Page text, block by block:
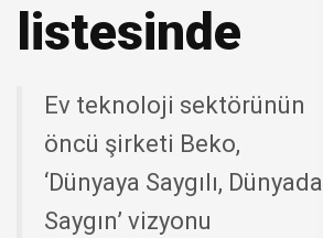
listesinde
Ev teknoloji sektörünün
öncü şirketi Beko,
‘Dünyaya Saygılı, Dünyada
Saygın’ vizyonu